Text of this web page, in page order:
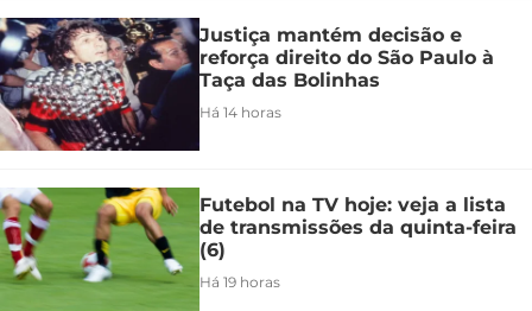
Justiça mantém decisão e
reforça direito do São Paulo à
Taça das Bolinhas
Há 14 horas
Futebol na TV hoje: veja a lista
de transmissões da quinta-feira
(6)
Há 19 horas